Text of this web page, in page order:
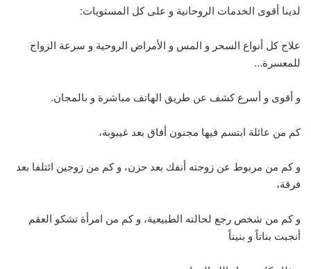
لدينا أقوى الخدمات الروحانية و على كل المستويات:
علاج كل أنواع السحر و المس و الأمراض الروحية و سرعة الزواج
للمعسرة…
و أقوى و أسرع كشف عن طريق الهاتف مباشرة و بالمجان.
كم من عائلة ابتسم فيها مجنون أفاق بعد غيبوبة،
و كم من مربوط عن زوجته أنفك بعد حزن، و كم من زوجين ائتلفا بعد
فرقة،
و كم من شخص رجع لحالته الطبيعية، و كم من امرأة تشكو العقم
أنجبت بناتاً و بنيناً